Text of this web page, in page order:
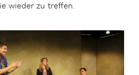
wieder zu treffen.